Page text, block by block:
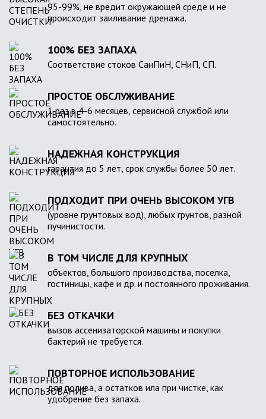
95-99%, не вредит окружающей среде и не
происходит заиливание дренажа.
100% БЕЗ ЗАПАХА
Соответствие стоков СанПиН, СНиП, СП.
ПРОСТОЕ ОБСЛУЖИВАНИЕ
1 раз в 4-6 месяцев, сервисной службой или
самостоятельно.
НАДЕЖНАЯ КОНСТРУКЦИЯ
гарантия до 5 лет, срок службы более 50 лет.
ПОДХОДИТ ПРИ ОЧЕНЬ ВЫСОКОМ УГВ
(уровне грунтовых вод), любых грунтов, разной
пучинистости.
В ТОМ ЧИСЛЕ ДЛЯ КРУПНЫХ
объектов, большого производства, поселка,
гостиницы, кафе и др. и постоянного проживания.
БЕЗ ОТКАЧКИ
вызов ассенизаторской машины и покупки
бактерий не требуется.
ПОВТОРНОЕ ИСПОЛЬЗОВАНИЕ
для полива, а остатков ила при чистке, как
удобрение без запаха.